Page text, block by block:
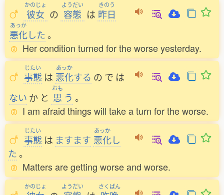
かのじょ
彼女 の
ようだい
容態 は
きのう
昨日
あっか
悪化した。
Her condition turned for the worse yesterday.
じたい
事態 は
あっか
悪化する の で は
ない か と
おも
思 う 。
I am afraid things will take a turn for the worse.
じたい
事態 は ますます
あっか
悪化し
た。
Matters are getting worse and worse.
かのじょ ようだい さくばん